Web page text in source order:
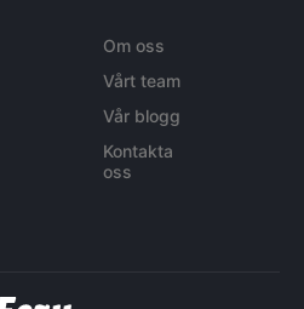
Om oss
Vårt team
Vår blogg
Kontakta
oss